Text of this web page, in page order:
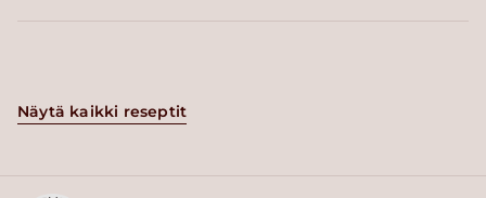
Näytä kaikki reseptit